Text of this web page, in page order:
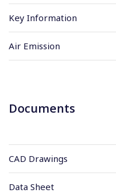
Key Information
Air Emission
Documents
CAD Drawings
Data Sheet